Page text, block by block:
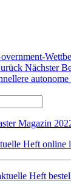
Nächster
Heft online
Heft